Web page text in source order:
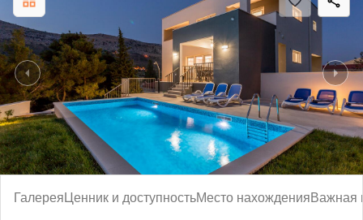
Previous Next
ГалереяЦенник и доступностьМесто нахожденияВажная